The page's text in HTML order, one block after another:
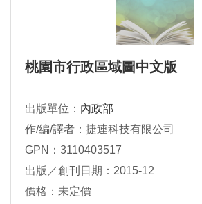
桃園市行政區域圖中文版
出版單位： 內政部
作/編/譯者：捷連科技有限公司
GPN：3110403517
出版／創刊日期：2015-12
價格：未定價